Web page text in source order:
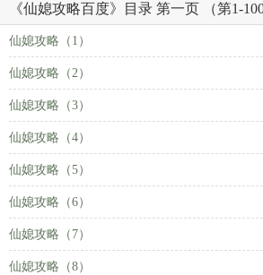
《仙媳攻略百度》目录 第一页 （第1-100
仙媳攻略（1）
仙媳攻略（2）
仙媳攻略（3）
仙媳攻略（4）
仙媳攻略（5）
仙媳攻略（6）
仙媳攻略（7）
仙媳攻略（8）